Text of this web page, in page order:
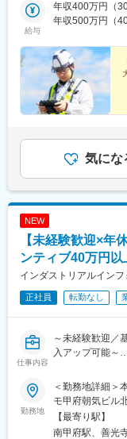
給与
年収400万円（
年収500万円（
気にな
NEW
【未経験歓迎×年
ンティブ40万円
インダストリアルイン
正社員 転勤なし
仕事内容
～未経験歓迎／
入アップ可能～
はじめは覚える
に戸惑う方もい
し「稼げる実感
に挑戦したい方
勤務地
＜勤務地詳細＞
モ甲府朝気ビル
喫煙対策：屋内
【最寄り駅】
南甲府駅、善光